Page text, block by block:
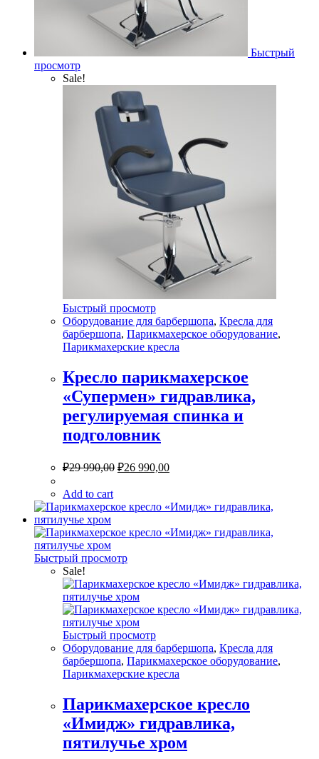
Быстрый
просмотр
Sale!
Быстрый просмотр
Оборудование для барбершопа, Кресла для
барбершопа, Парикмахерское оборудование,
Парикмахерские кресла
Кресло парикмахерское
«Супермен» гидравлика,
регулируемая спинка и
подголовник
₽29 990,00 ₽26 990,00
Add to cart
Быстрый просмотр
Sale!
Быстрый просмотр
Оборудование для барбершопа, Кресла для
барбершопа, Парикмахерское оборудование,
Парикмахерские кресла
Парикмахерское кресло
«Имидж» гидравлика,
пятилучье хром